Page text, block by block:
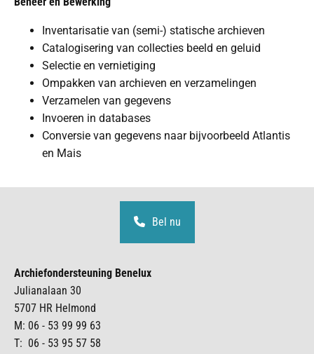
Inventarisatie van (semi-) statische archieven
Catalogisering van collecties beeld en geluid
Selectie en vernietiging
Ompakken van archieven en verzamelingen
Verzamelen van gegevens
Invoeren in databases
Conversie van gegevens naar bijvoorbeeld Atlantis
en Mais
Bel nu
Archiefondersteuning Benelux
Julianalaan 30
5707 HR Helmond
M: 06 - 53 99 99 63
T: 06 - 53 95 57 58